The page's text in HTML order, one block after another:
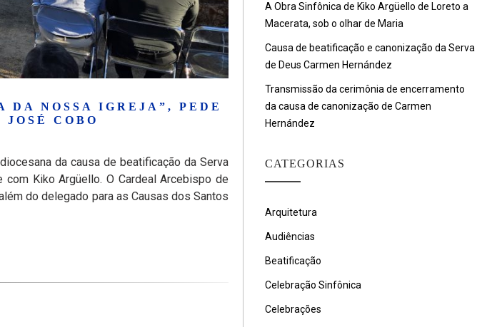
DA NOSSA IGREJA”, PEDE
COBO
da causa de beatificação da Serva
com Kiko Argüello. O Cardeal Arcebispo de
do delegado para as Causas dos Santos
A Obra Sinfônica de Kiko Argüello de Loreto a
Macerata, sob o olhar de Maria
Causa de beatificação e canonização da Serva
de Deus Carmen Hernández
Transmissão da cerimônia de encerramento
da causa de canonização de Carmen
Hernández
CATEGORIAS
Arquitetura
Audiências
Beatificação
Celebração Sinfônica
Celebrações